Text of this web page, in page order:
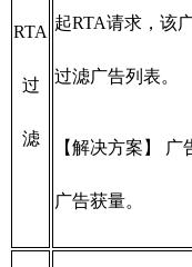
RTA
过
滤
起RTA请求，该
过滤广告列表。
【解决方案】
广告获量。